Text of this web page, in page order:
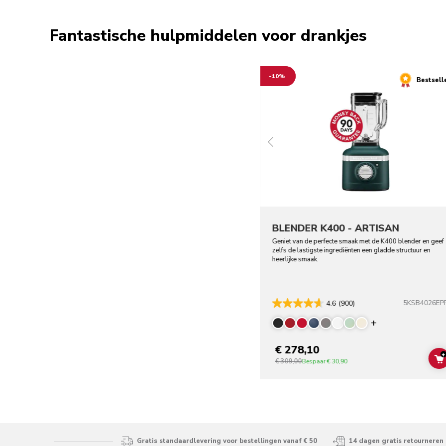
Fantastische hulpmiddelen voor drankjes
-10%
BLENDER K400 - ARTISAN
Geniet van de perfecte smaak met de K400 blender en geef
zelfs de lastigste ingrediënten een gladde structuur en
heerlijke smaak.
4.6 (900)
Display more
€ 278,10
€ 309,00Bespaar€ 30,90
+
Gratis standaardlevering voor bestellingen vanaf € 50 14 dagen gratis retourneren